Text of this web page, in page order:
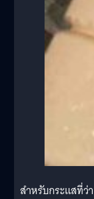
สำหรับกระแสที่ว่